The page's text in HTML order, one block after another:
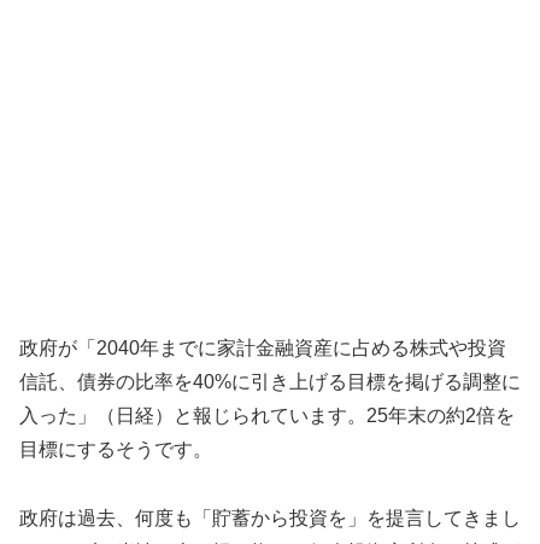
政府が「2040年までに家計金融資産に占める株式や投資
信託、債券の比率を40%に引き上げる目標を掲げる調整に
入った」（日経）と報じられています。25年末の約2倍を
目標にするそうです。
政府は過去、何度も「貯蓄から投資を」を提言してきまし